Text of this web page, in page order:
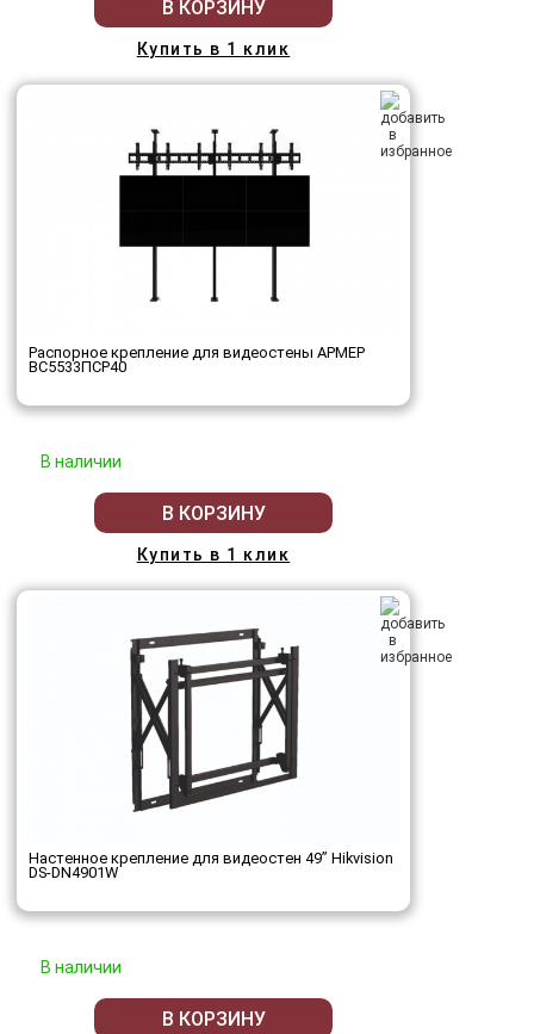
В КОРЗИНУ
Купить в 1 клик
Распорное крепление для видеостены АРМЕР
ВС5533ПСР40
В наличии
В КОРЗИНУ
Купить в 1 клик
Настенное крепление для видеостен 49’’ Hikvision
DS-DN4901W
В наличии
В КОРЗИНУ